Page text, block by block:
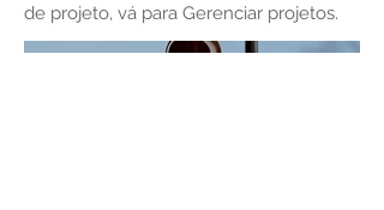
de projeto, vá para Gerenciar projetos.